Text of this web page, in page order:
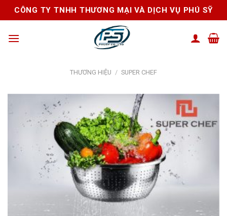
Skip
to
CÔNG TY TNHH THƯƠNG MẠI VÀ DỊCH VỤ PHÚ SỸ
THƯƠNG HIỆU / SUPER CHEF